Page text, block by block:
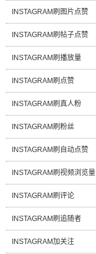
INSTAGRAM刷图片点赞
INSTAGRAM刷帖子点赞
INSTAGRAM刷播放量
INSTAGRAM刷点赞
INSTAGRAM刷真人粉
INSTAGRAM刷粉丝
INSTAGRAM刷自动点赞
INSTAGRAM刷视频浏览量
INSTAGRAM刷评论
INSTAGRAM刷追随者
INSTAGRAM加关注